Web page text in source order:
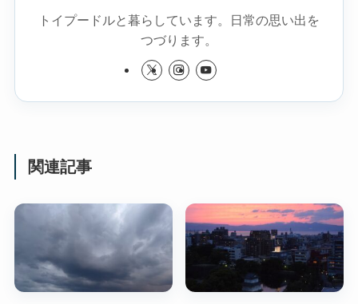
トイプードルと暮らしています。日常の思い出を
つづります。
関連記事